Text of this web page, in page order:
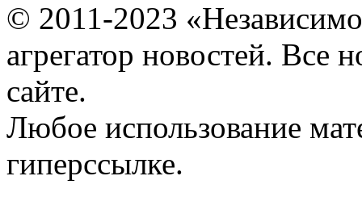
© 2011-2023
агрегатор новостей. Все
сайте.
Любое использование
гиперссылке.